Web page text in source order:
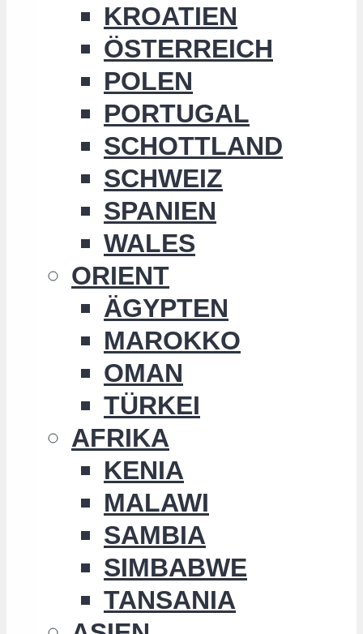
KROATIEN
ÖSTERREICH
POLEN
PORTUGAL
SCHOTTLAND
SCHWEIZ
SPANIEN
WALES
ORIENT
ÄGYPTEN
MAROKKO
OMAN
TÜRKEI
AFRIKA
KENIA
MALAWI
SAMBIA
SIMBABWE
TANSANIA